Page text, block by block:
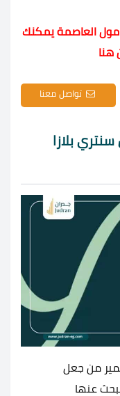
مول العاصمة يمكنك
هنا
تواصل معنا
بلازا
من جعل
عنها